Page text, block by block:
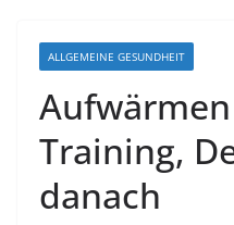
ALLGEMEINE GESUNDHEIT
Training,
danach